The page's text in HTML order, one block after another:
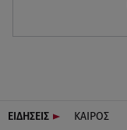
ΕΙΔΗΣΕΙΣ ΚΑΙΡΟΣ